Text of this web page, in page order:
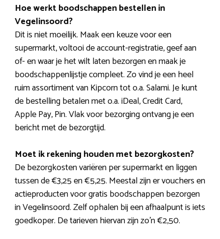
Hoe werkt boodschappen bestellen in
Vegelinsoord?
Dit is niet moeilijk. Maak een keuze voor een
supermarkt, voltooi de account-registratie, geef aan
of- en waar je het wilt laten bezorgen en maak je
boodschappenlijstje compleet. Zo vind je een heel
ruim assortiment van Kipcorn tot o.a. Salami. Je kunt
de bestelling betalen met o.a. iDeal, Credit Card,
Apple Pay, Pin. Vlak voor bezorging ontvang je een
bericht met de bezorgtijd.
Moet ik rekening houden met bezorgkosten?
De bezorgkosten variëren per supermarkt en liggen
tussen de €3,25 en €5,25. Meestal zijn er vouchers en
actieproducten voor gratis boodschappen bezorgen
in Vegelinsoord. Zelf ophalen bij een afhaalpunt is iets
goedkoper. De tarieven hiervan zijn zo’n €2,50.